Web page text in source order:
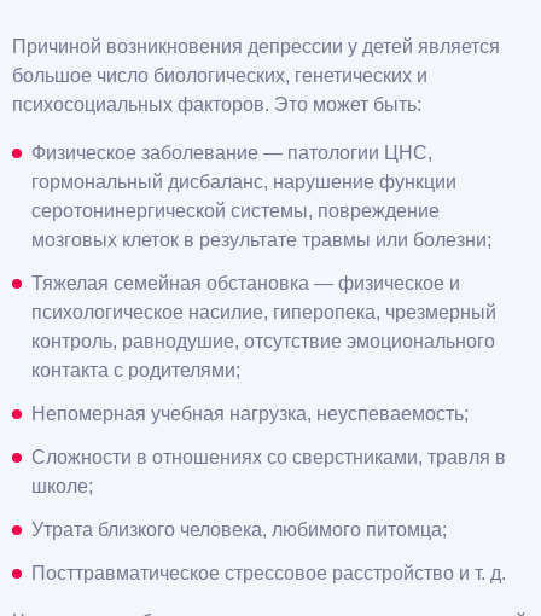
Причиной возникновения депрессии у детей является
большое число биологических, генетических и
психосоциальных факторов. Это может быть:
Физическое заболевание — патологии ЦНС,
гормональный дисбаланс, нарушение функции
серотонинергической системы, повреждение
мозговых клеток в результате травмы или болезни;
Тяжелая семейная обстановка — физическое и
психологическое насилие, гиперопека, чрезмерный
контроль, равнодушие, отсутствие эмоционального
контакта с родителями;
Непомерная учебная нагрузка, неуспеваемость;
Сложности в отношениях со сверстниками, травля в
школе;
Утрата близкого человека, любимого питомца;
Посттравматическое стрессовое расстройство и т. д.